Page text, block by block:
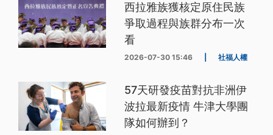
西拉雅族獲核定原住民族
爭取過程與族群分布一次
看
2026-07-30 15:46 社福人權
57天研發疫苗對抗非洲伊
波拉最新疫情 牛津大學團
隊如何辦到？